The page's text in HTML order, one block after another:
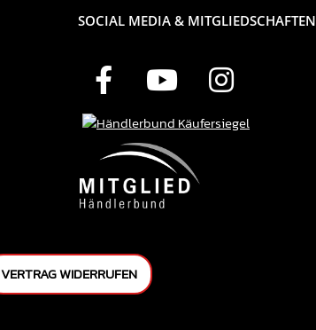
SOCIAL MEDIA & MITGLIEDSCHAFTEN
VERTRAG WIDERRUFEN